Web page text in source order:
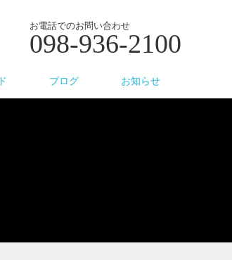
お電話でのお問い合わせ
098-936-2100
ブログ お知らせ